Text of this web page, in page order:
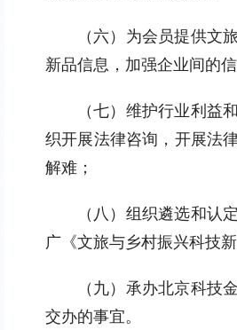
（六）为会员提供文
新品信息，加强企业间的信
（七）维护行业利益
织开展法律咨询，开展法
解难；
（八）组织遴选和认
广《文旅与乡村振兴科技新
（九）承办北京科技
交办的事宜。